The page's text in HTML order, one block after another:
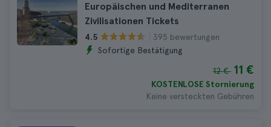
Europäischen und Mediterranen
Zivilisationen Tickets
4.5
395 bewertungen
Sofortige Bestätigung
12 € 11 €
KOSTENLOSE Stornierung
Keine versteckten Gebühren